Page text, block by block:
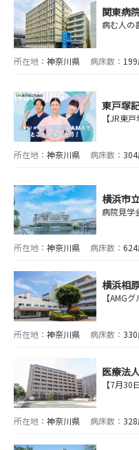
関東病
所在地： 神奈川県 病床数：
東戸塚
所在地： 神奈川県 病床数：
横浜市
所在地： 神奈川県 病床数：
横浜相
所在地： 神奈川県 病床数：
医療法
所在地： 神奈川県 病床数：